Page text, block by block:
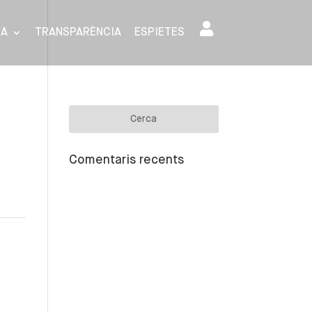
TRANSPARÈNCIA ESPIETES
Comentaris recents